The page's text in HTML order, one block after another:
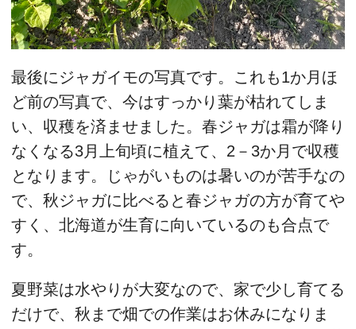
最後にジャガイモの写真です。これも1か月ほ
ど前の写真で、今はすっかり葉が枯れてしま
い、収穫を済ませました。春ジャガは霜が降り
なくなる3月上旬頃に植えて、2－3か月で収穫
となります。じゃがいものは暑いのが苦手なの
で、秋ジャガに比べると春ジャガの方が育てや
すく、北海道が生育に向いているのも合点で
す。
夏野菜は水やりが大変なので、家で少し育てる
だけで、秋まで畑での作業はお休みになりま